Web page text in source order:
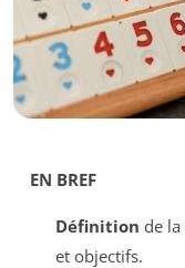
EN BREF
Définition de la
et objectifs.